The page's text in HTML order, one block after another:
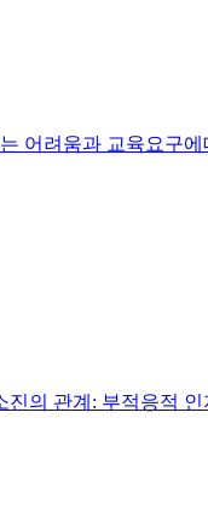
어려움과 교육요구
의 관계: 부적응적